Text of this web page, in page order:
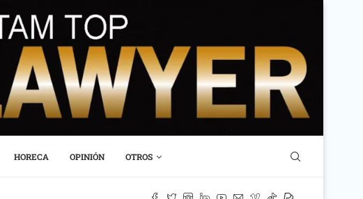
HORECA OPINIÓN OTROS